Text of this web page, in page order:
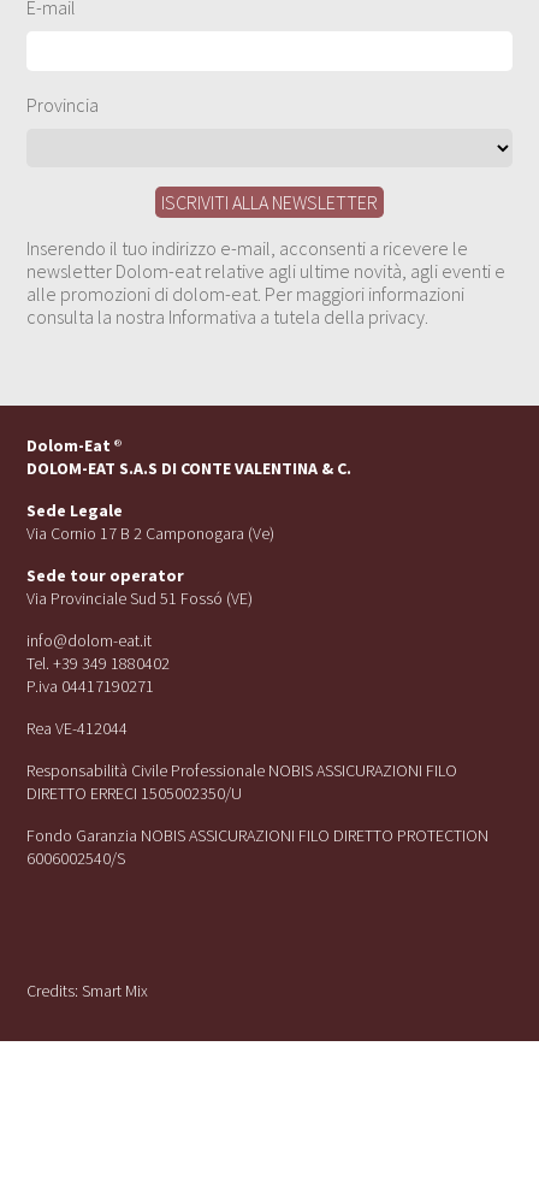
E-mail
Provincia
Inserendo il tuo indirizzo e-mail, acconsenti a ricevere le
newsletter Dolom-eat relative agli ultime novità, agli eventi e
alle promozioni di dolom-eat. Per maggiori informazioni
consulta la nostra Informativa a tutela della privacy.
Dolom-Eat ®
DOLOM-EAT S.A.S DI CONTE VALENTINA & C.
Sede Legale
Via Cornio 17 B 2 Camponogara (Ve)
Sede tour operator
Via Provinciale Sud 51 Fossó (VE)
info@dolom-eat.it
Tel. +39 349 1880402
P.iva 04417190271
Rea VE-412044
Responsabilità Civile Professionale NOBIS ASSICURAZIONI FILO
DIRETTO ERRECI 1505002350/U
Fondo Garanzia NOBIS ASSICURAZIONI FILO DIRETTO PROTECTION
6006002540/S
Credits:Smart Mix